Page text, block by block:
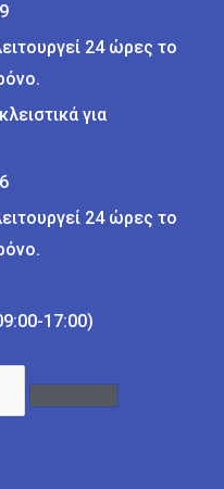
24 ώρες το
για
24 ώρες το
17:00)